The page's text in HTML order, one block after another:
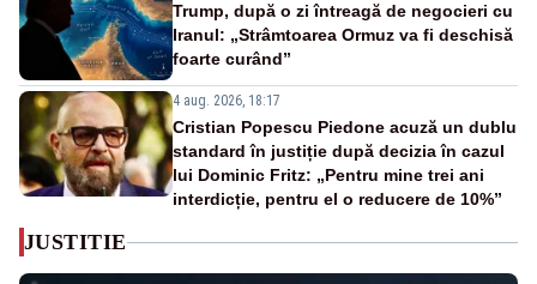
Trump, după o zi întreagă de negocieri cu
Iranul: „Strâmtoarea Ormuz va fi deschisă
foarte curând”
4 aug. 2026, 18:17
Cristian Popescu Piedone acuză un dublu
standard în justiție după decizia în cazul
lui Dominic Fritz: „Pentru mine trei ani
interdicție, pentru el o reducere de 10%”
JUSTITIE